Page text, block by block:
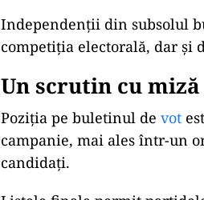
Ultimele șase poziții sunt
Poziția 14: Gheorghe Nețoiu